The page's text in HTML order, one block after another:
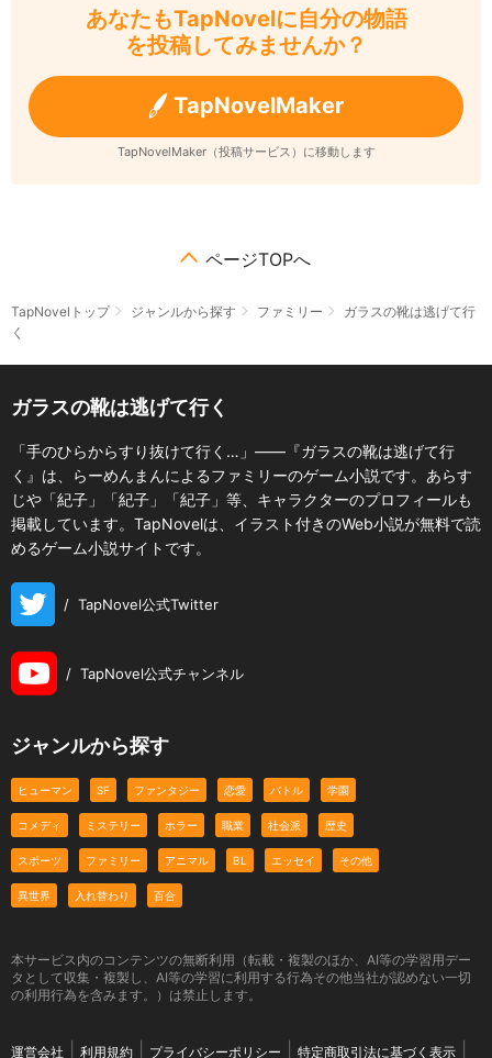
あなたもTapNovelに自分の物語
を投稿してみませんか？
TapNovelMaker
TapNovelMaker（投稿サービス）に移動します
ページTOPへ
TapNovelトップ ジャンルから探す ファミリー
ガラスの靴は逃げて行
く
ガラスの靴は逃げて行く
「手のひらからすり抜けて行く…」――『ガラスの靴は逃げて行
く』は、らーめんまんによるファミリーのゲーム小説です。あらす
じや「紀子」「紀子」「紀子」等、キャラクターのプロフィールも
掲載しています。TapNovelは、イラスト付きのWeb小説が無料で読
めるゲーム小説サイトです。
/ TapNovel公式Twitter
/ TapNovel公式チャンネル
ジャンルから探す
ヒューマン SF ファンタジー 恋愛 バトル 学園
コメディ ミステリー ホラー 職業 社会派 歴史
スポーツ ファミリー アニマル BL エッセイ その他
異世界 入れ替わり 百合
本サービス内のコンテンツの無断利用（転載・複製のほか、AI等の学習用デー
タとして収集・複製し、AI等の学習に利用する行為その他当社が認めない一切
の利用行為を含みます。）は禁止します。
運営会社 利用規約 プライバシーポリシー 特定商取引法に基づく表示